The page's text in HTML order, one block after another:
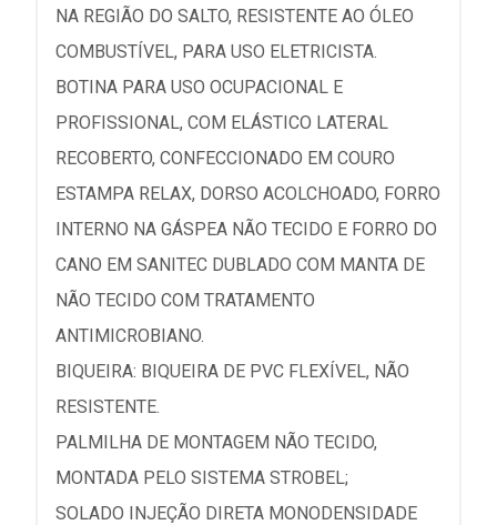
NA REGIÃO DO SALTO, RESISTENTE AO ÓLEO
COMBUSTÍVEL, PARA USO ELETRICISTA.
BOTINA PARA USO OCUPACIONAL E
PROFISSIONAL, COM ELÁSTICO LATERAL
RECOBERTO, CONFECCIONADO EM COURO
ESTAMPA RELAX, DORSO ACOLCHOADO, FORRO
INTERNO NA GÁSPEA NÃO TECIDO E FORRO DO
CANO EM SANITEC DUBLADO COM MANTA DE
NÃO TECIDO COM TRATAMENTO
ANTIMICROBIANO.
BIQUEIRA: BIQUEIRA DE PVC FLEXÍVEL, NÃO
RESISTENTE.
PALMILHA DE MONTAGEM NÃO TECIDO,
MONTADA PELO SISTEMA STROBEL;
SOLADO INJEÇÃO DIRETA MONODENSIDADE